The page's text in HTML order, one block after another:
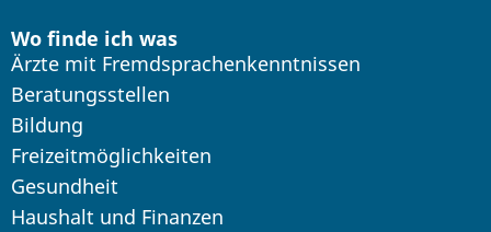
Wo finde ich was
Ärzte mit Fremdsprachenkenntnissen
Beratungsstellen
Bildung
Freizeitmöglichkeiten
Gesundheit
Haushalt und Finanzen